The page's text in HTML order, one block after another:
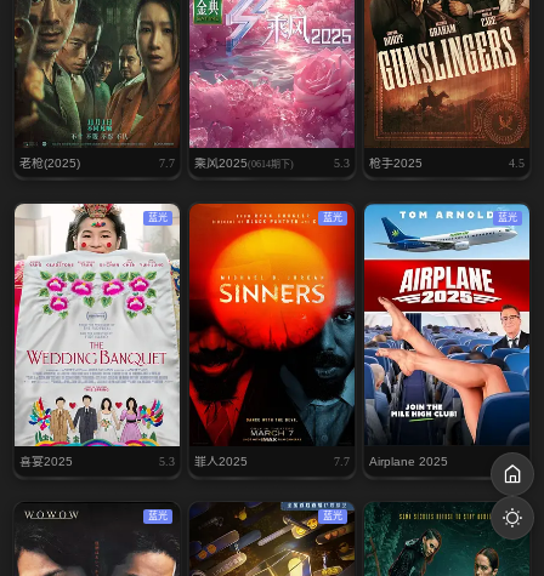
老枪(2025) 7.7 乘风2025(0614期下) 5.3 枪手2025 4.5
蓝光
喜宴2025 5.3
蓝光
罪人2025 7.7
蓝光
Airplane 2025
蓝光 蓝光 蓝光